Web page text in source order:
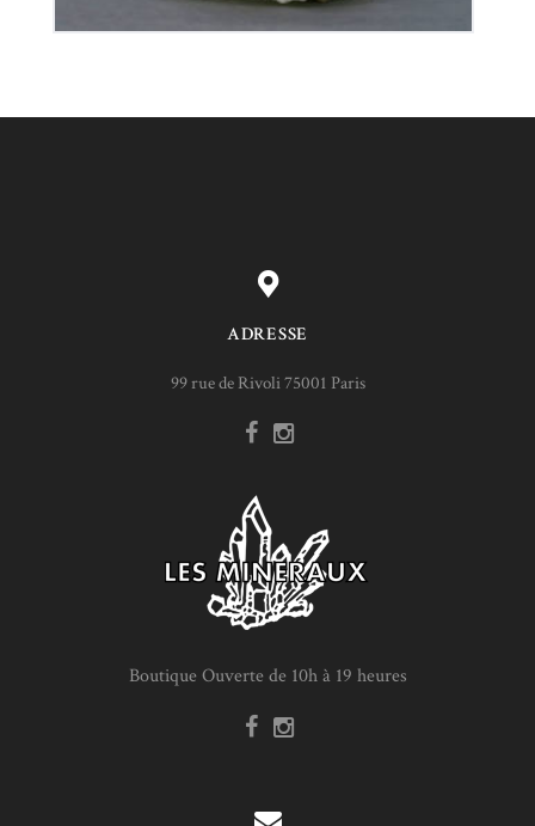
ADRESSE
99 rue de Rivoli 75001 Paris
Boutique Ouverte de 10h à 19 heures